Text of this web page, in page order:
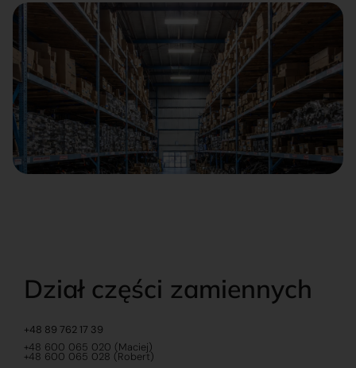
Dział części zamiennych
+48 89 762 17 39
+48 600 065 020 (Maciej)
+48 600 065 028 (Robert)